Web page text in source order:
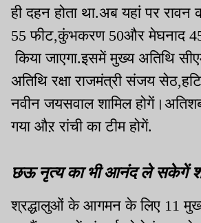
ही दहन होता था.अब यहां पर रावन
55 फीट,कुंभकरण 50और मेघनाद
किया जाएगा.इसमें मुख्य अतिथि
अतिथि रक्षा राजमंत्री संजय
नवीन जयसवाल शामिल
गया औऱ रांची का टीम होगें.
छऊ नृत्य का भी आनंद ले सकेगें
श्रद्धालुओं के आगमन के लिए 11 मुख्य